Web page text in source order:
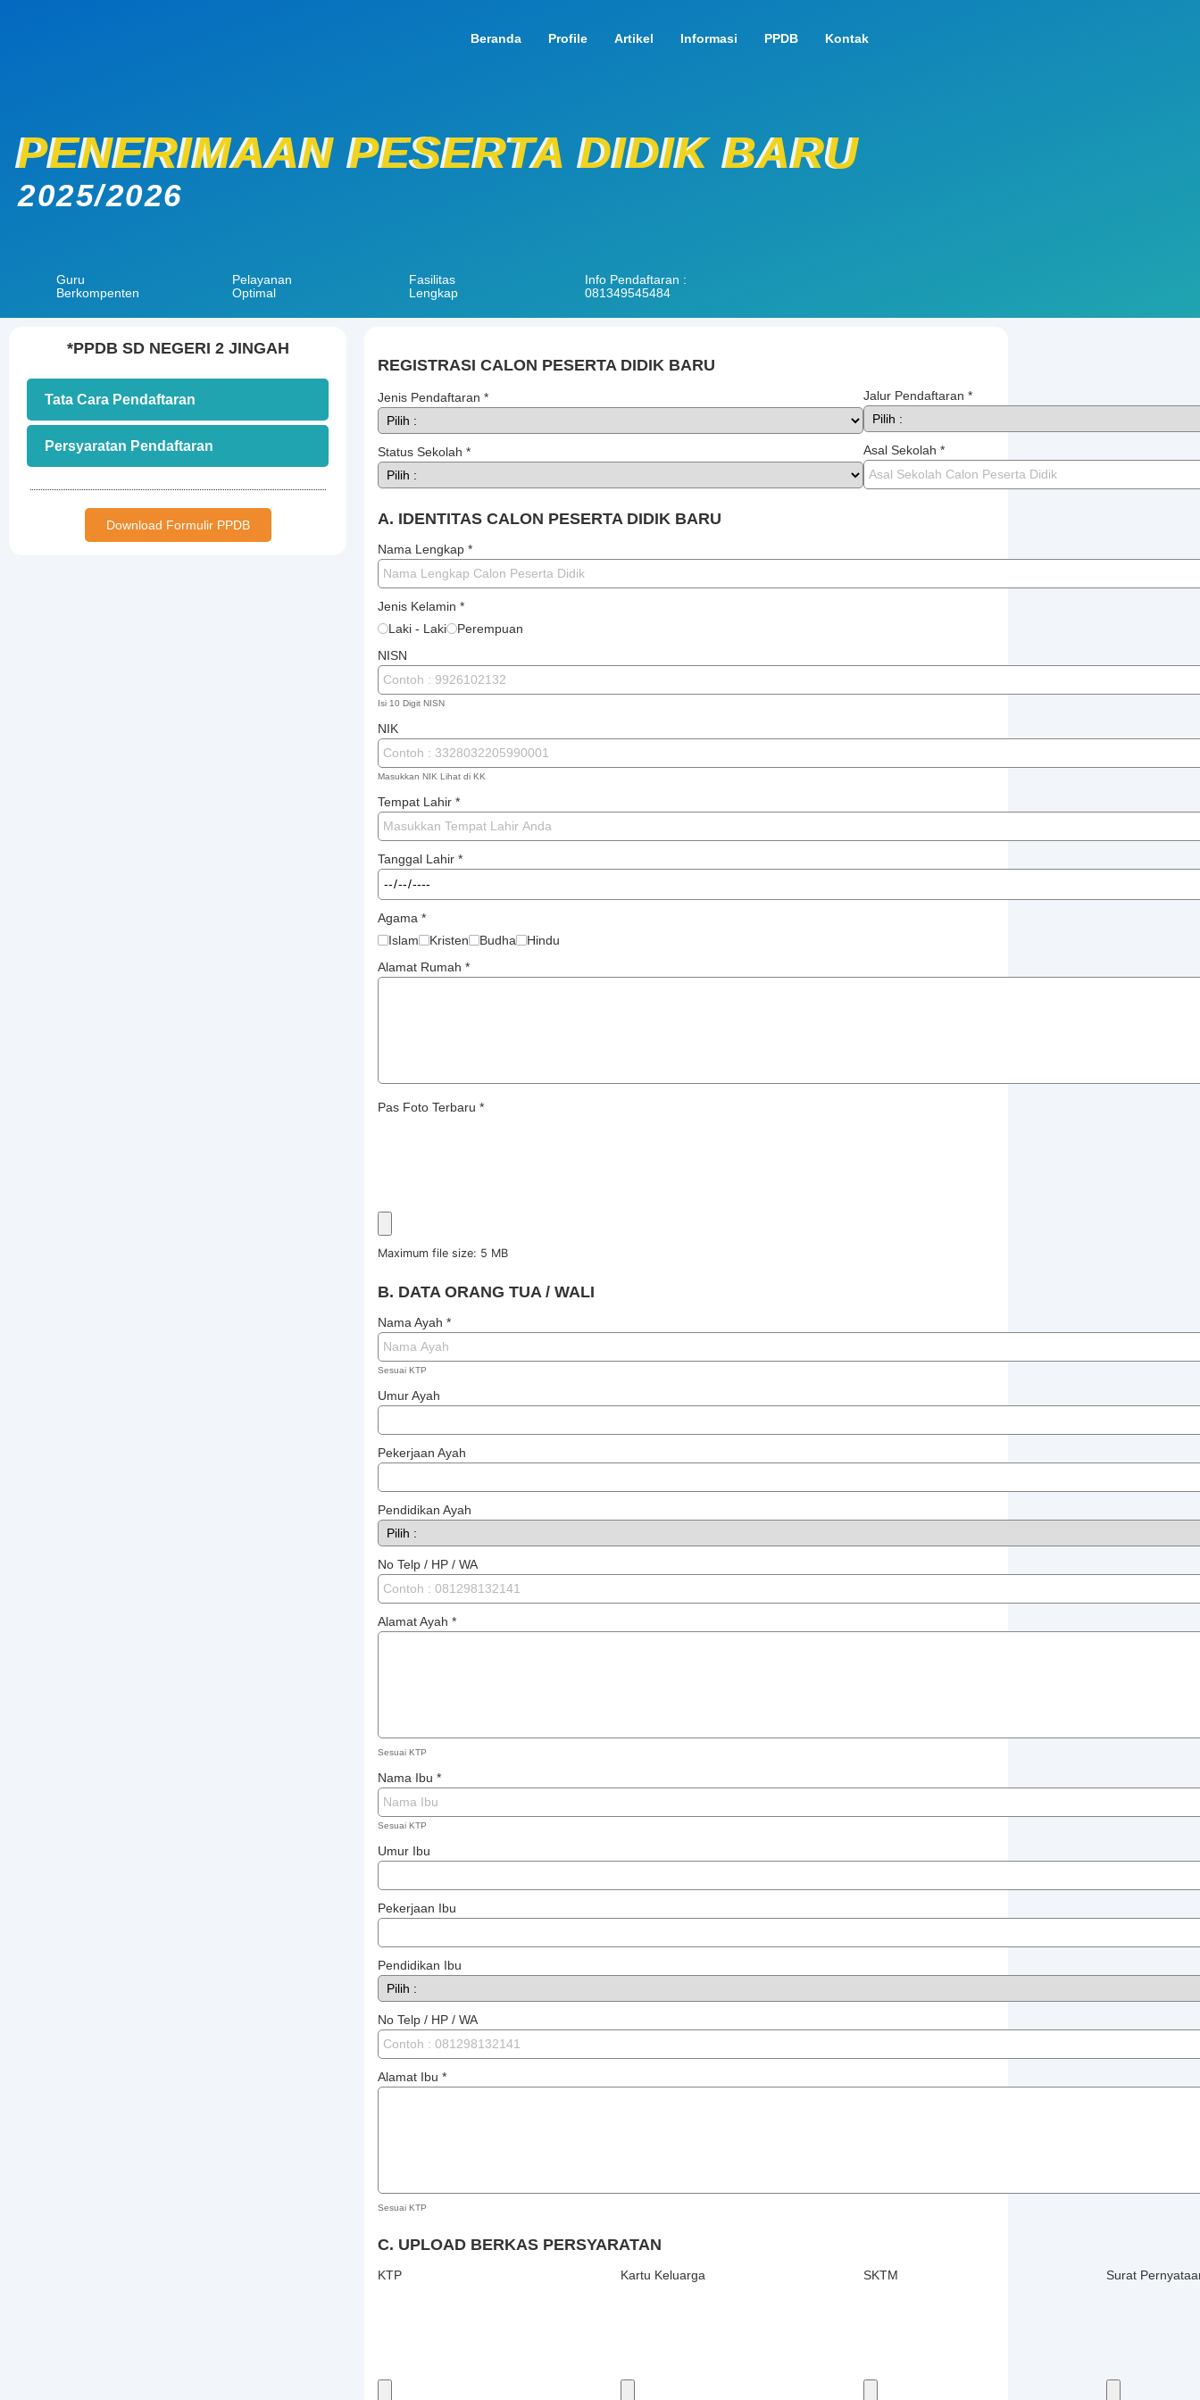
Beranda Profile Artikel Informasi PPDB Kontak
PENERIMAAN PESERTA DIDIK BARU
2025/2026
Guru
Berkompenten
Pelayanan
Optimal
Fasilitas
Lengkap
Info Pendaftaran :
081349545484
*PPDB SD NEGERI 2 JINGAH
Tata Cara Pendaftaran
Persyaratan Pendaftaran
Download Formulir PPDB
REGISTRASI CALON PESERTA DIDIK BARU
Jenis Pendaftaran*
Status Sekolah*
Jalur Pendaftaran*
Asal Sekolah *
A. IDENTITAS CALON PESERTA DIDIK BARU
Nama Lengkap*
Jenis Kelamin*
Laki - Laki
Perempuan
NISN
Isi 10 Digit NISN
NIK
Masukkan NIK Lihat di KK
Tempat Lahir*
Tanggal Lahir*
Agama*
Islam
Kristen Budha
Hindu
Alamat Rumah*
Pas Foto Terbaru*
Maximum file size: 5 MB
B. DATA ORANG TUA / WALI
Nama Ayah*
Sesuai KTP
Umur Ayah
Pekerjaan Ayah
Pendidikan Ayah
No Telp / HP / WA
Alamat Ayah*
Sesuai KTP
Nama Ibu*
Sesuai KTP
Umur Ibu
Pekerjaan Ibu
Pendidikan Ibu
No Telp / HP / WA
Alamat Ibu*
Sesuai KTP
C. UPLOAD BERKAS PERSYARATAN
KTP Kartu Keluarga SKTM Surat